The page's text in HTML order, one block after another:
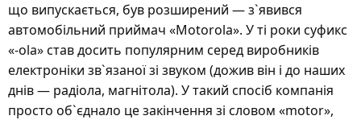
що випускається, був розширений — з`явився
автомобільний приймач «Motorola». У ті роки суфикс
«-ola» став досить популярним серед виробників
електроніки зв`язаної зі звуком (дожив він і до наших
днів — радіола, магнітола). У такий спосіб компанія
просто об`єднало це закінчення зі словом «motor»,